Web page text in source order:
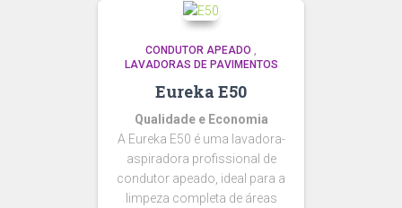
CONDUTOR APEADO ,
LAVADORAS DE PAVIMENTOS
Eureka E50
Qualidade e Economia
A Eureka E50 é uma lavadora-
aspiradora profissional de
condutor apeado, ideal para a
limpeza completa de áreas